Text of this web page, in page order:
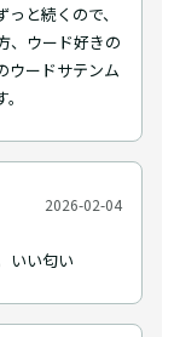
と続くので、
、ウード好きの
ウードサテンム
2026-02-04
いい匂い